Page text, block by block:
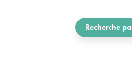
Recherche